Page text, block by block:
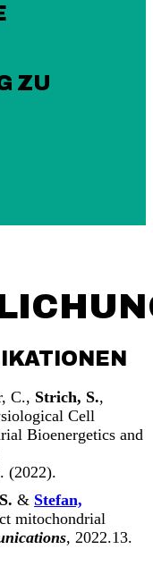
ZU
C., Strich, S.,
Cell
Bioenergetics and
(2022).
& Stefan,
mitochondrial
, 2022.13.